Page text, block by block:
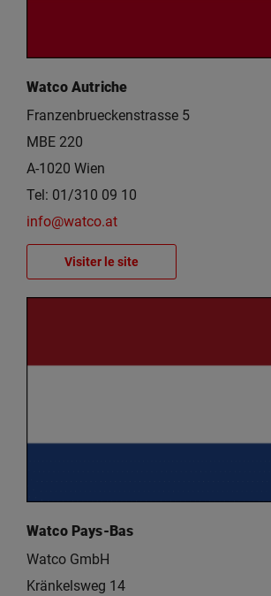
Watco Autriche
Franzenbrueckenstrasse 5
MBE 220
A-1020 Wien
Tel: 01/310 09 10
info@watco.at
Visiter le site
Watco Pays-Bas
Watco GmbH
Kränkelsweg 14